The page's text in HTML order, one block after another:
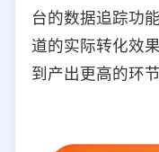
台的数据追踪功
道的实际转化效
到产出更高的环节